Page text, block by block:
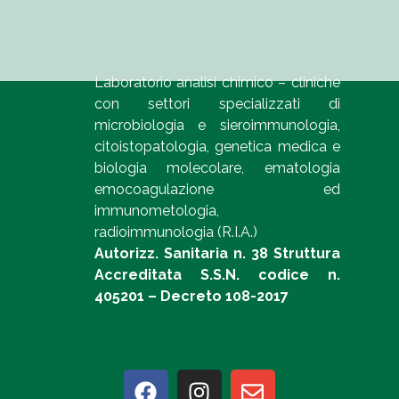
Laboratorio analisi chimico – cliniche
con settori specializzati di
microbiologia e sieroimmunologia,
citoistopatologia, genetica medica e
biologia molecolare, ematologia
emocoagulazione ed
immunometologia,
radioimmunologia (R.I.A.)
Autorizz. Sanitaria n. 38 Struttura
Accreditata S.S.N. codice n.
405201 – Decreto 108-2017